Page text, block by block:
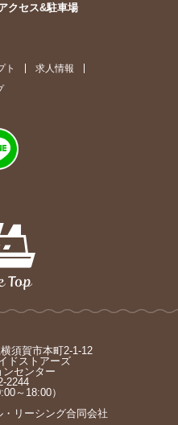
クセス&駐車場
ト
求人情報
須賀市本町2-1-12
ドストアーズ
ンセンター
2244
～18:00）
リーシング合同会社